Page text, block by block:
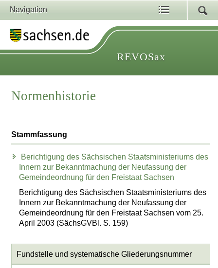
Navigation
REVOSax
Normenhistorie
Stammfassung
Berichtigung des Sächsischen Staatsministeriums des
Innern zur Bekanntmachung der Neufassung der
Gemeindeordnung für den Freistaat Sachsen
Berichtigung des Sächsischen Staatsministeriums des
Innern zur Bekanntmachung der Neufassung der
Gemeindeordnung für den Freistaat Sachsen vom 25.
April 2003 (SächsGVBl. S. 159)
Fundstelle und systematische Gliederungsnummer